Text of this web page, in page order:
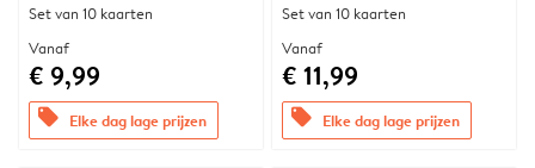
Set van 10 kaarten
Vanaf
€ 9,99
offers Elke dag lage prijzen
Set van 10 kaarten
Vanaf
€ 11,99
offers Elke dag lage prijzen